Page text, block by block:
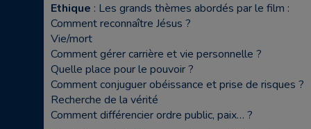
Ethique : Les grands thèmes abordés par le film :
Comment reconnaître Jésus ?
Vie/mort
Comment gérer carrière et vie personnelle ?
Quelle place pour le pouvoir ?
Comment conjuguer obéissance et prise de risques ?
Recherche de la vérité
Comment différencier ordre public, paix… ?